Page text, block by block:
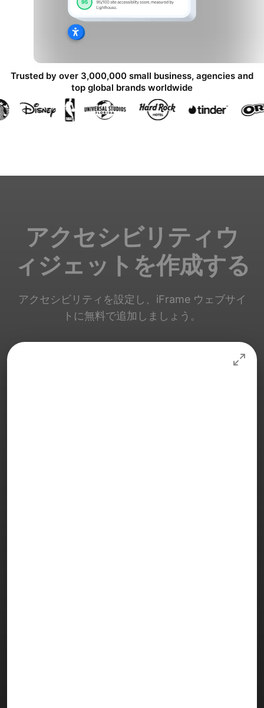
Trusted by over 3,000,000 small business, agencies and
top global brands worldwide
アクセシビリティウ
ィジェットを作成する
アクセシビリティを設定し、iFrame ウェブサイ
トに無料で追加しましょう。